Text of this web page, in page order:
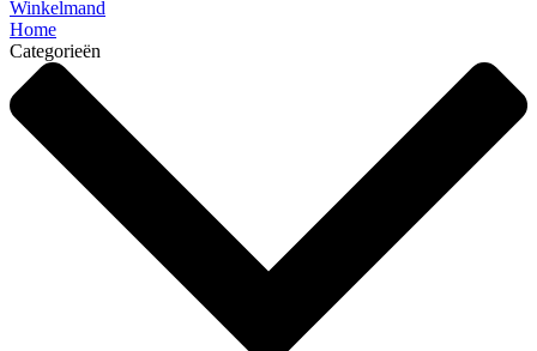
Winkelmand
Home
Categorieën